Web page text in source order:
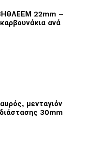
22mm –
ανά
μενταγιόν
30mm